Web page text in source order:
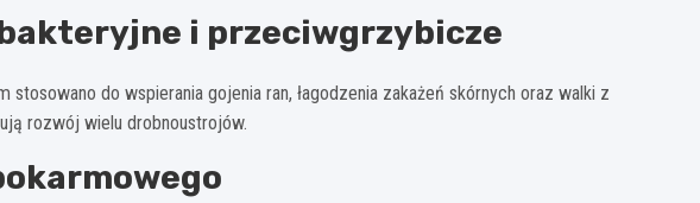
i przeciwgrzybicze
do wspierania gojenia ran, łagodzenia zakażeń skórnych oraz walki z
rozwój wielu drobnoustrojów.